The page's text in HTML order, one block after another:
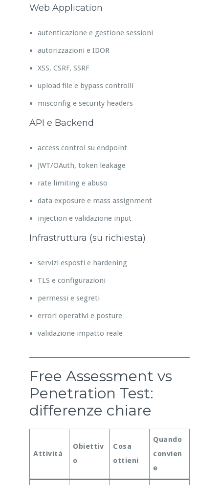
Web Application
autenticazione e gestione sessioni
autorizzazioni e IDOR
XSS, CSRF, SSRF
upload file e bypass controlli
misconfig e security headers
API e Backend
access control su endpoint
JWT/OAuth, token leakage
rate limiting e abuso
data exposure e mass assignment
injection e validazione input
Infrastruttura (su richiesta)
servizi esposti e hardening
TLS e configurazioni
permessi e segreti
errori operativi e posture
validazione impatto reale
Free Assessment vs
Penetration Test:
differenze chiare
Attività
Obiettiv
o
Cosa
ottieni
Quando
convien
e